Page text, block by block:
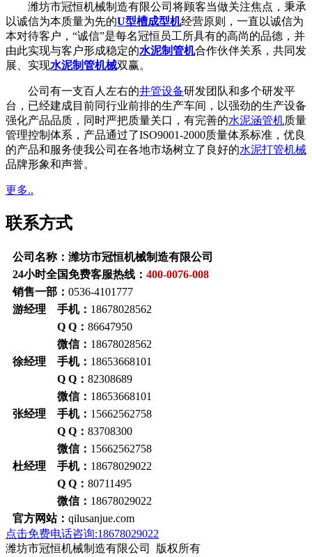
潍坊市冠恒机械制造有限公司将顾客当做关注焦点，秉承
以诚信为本质量为先的U型槽成型机经营原则，一直以诚信为
本对待客户，“诚信”是每名冠恒员工所具有的高尚的品德，并
由此实现与客户形成稳定的水泥制管机合作伙伴关系，共同发
展、实现水泥制管机械双赢。
公司有一支百人左右的井管设备研发团队和多个研发平
台，已经建成目前同行业前排的生产车间，以强劲的生产设备
强化产品品质，同时严把质量关口，有完善的水泥涵管机质量
管理控制体系，产品通过了ISO9001-2000质量体系标准，优良
的产品和服务使我公司在各地市场树立了良好的水泥打管机械
品牌形象和声誉。
更多..
联系方式
公司名称：潍坊市冠恒机械制造有限公司
24小时全国免费客服热线： 400-0076-008
销售一部： 0536-4101777
游经理 手机： 18678028562
Q Q： 86647950
微信： 18678028562
徐经理 手机： 18653668101
Q Q： 82308689
微信： 18653668101
张经理 手机： 15662562758
Q Q： 83708300
微信： 15662562758
杜经理 手机： 18678029022
Q Q： 80711495
微信： 18678029022
官方网站： qilusanjue.com
点击免费电话咨询:18678029022
潍坊市冠恒机械制造有限公司 版权所有